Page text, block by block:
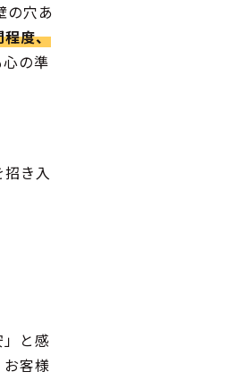
の穴あ
程度、
の準
き入
と感
客様